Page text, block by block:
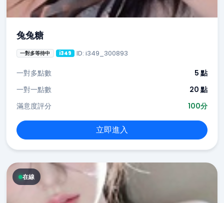
兔兔糖
一對多等待中 i349 ID: i349_300893
一對多點數
5 點
一對一點數
20 點
滿意度評分
100分
立即進入
在線